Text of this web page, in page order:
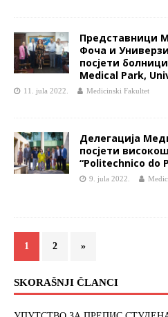
Представници
Фоча и
посјети
Medical Park,
11. jula 2022. Medicinski Fakultet
Делегација
посјети
“Politechnico do
9. jula 2022.
1 2 »
SKORAŠNJI ČLANCI